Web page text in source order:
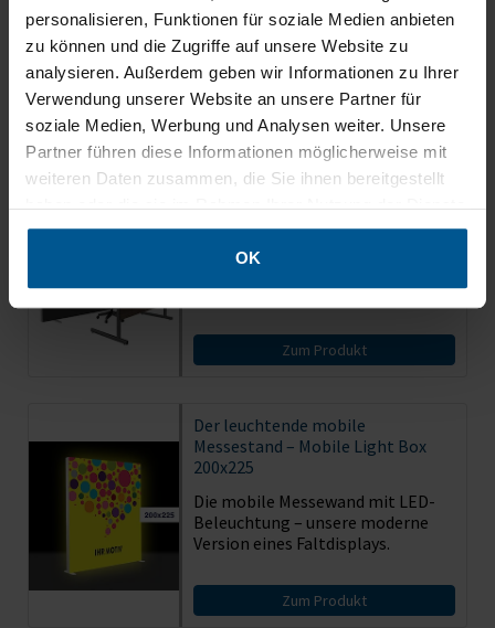
personalisieren, Funktionen für soziale Medien anbieten
zu können und die Zugriffe auf unsere Website zu
analysieren. Außerdem geben wir Informationen zu Ihrer
Verwendung unserer Website an unsere Partner für
soziale Medien, Werbung und Analysen weiter. Unsere
Partner führen diese Informationen möglicherweise mit
weiteren Daten zusammen, die Sie ihnen bereitgestellt
haben oder die sie im Rahmen Ihrer Nutzung der Dienste
gesammelt haben.
OK
Freistehende Akustik-Rückwand
für Ihre Videokonferenz,
doppelseitig nutzbar
Zum Produkt
doppelseitig nutzbar
Freistehende Rückwand für Ihre
nutzbar
Zum Produkt
Der leuchtende mobile
Messestand – Mobile Light Box
200x225
Die mobile Messewand mit LED-
Beleuchtung – unsere moderne
Version eines Faltdisplays.
Zum Produkt